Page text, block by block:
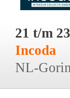
21 t/m
Incoda
NL-